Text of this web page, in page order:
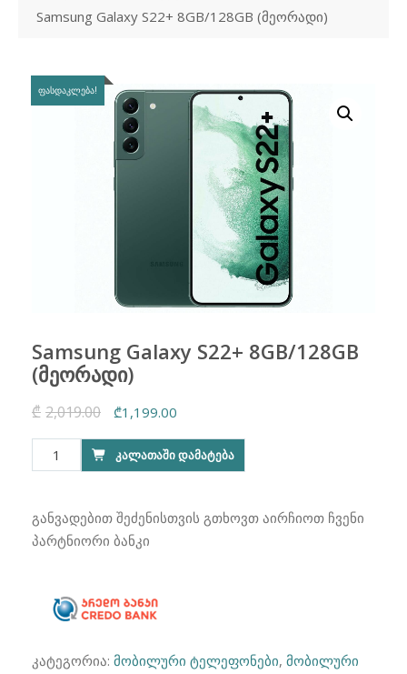
Samsung Galaxy S22+ 8GB/128GB (მეორადი)
ᲤᲐᲡᲓᲐᲙᲚᲔᲑᲐ!
Samsung Galaxy S22+ 8GB/128GB
(მეორადი)
₾ 2,019.00
Original
price
was:
₾1,199.00
price
is:
რაოდენობა:
Samsung
S22+
8GB/128GB
ᲙᲐᲚᲐᲗᲐᲨᲘ ᲓᲐᲛᲐᲢᲔᲑᲐ
განვადებით შეძენისთვის გთხოვთ აირჩიოთ ჩვენი
პარტნიორი ბანკი
კატეგორია: მობილური ტელეფონები, მობილური